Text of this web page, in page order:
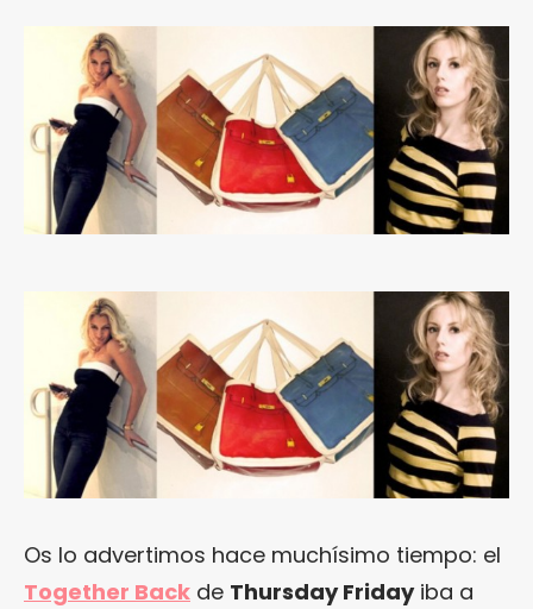
Os lo advertimos hace muchísimo tiempo: el
Together Back de Thursday Fridayiba a